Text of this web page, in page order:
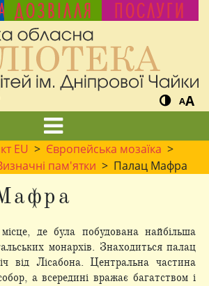
ДОЗВІЛЛЯ ПОСЛУГИ
AA
EU > Європейська мозаїка >
пам'ятки > Палац Мафра
де була побудована найбільша
монархів. Знаходиться палац
від Лісабона. Центральна частина
а всередині вражає багатством і